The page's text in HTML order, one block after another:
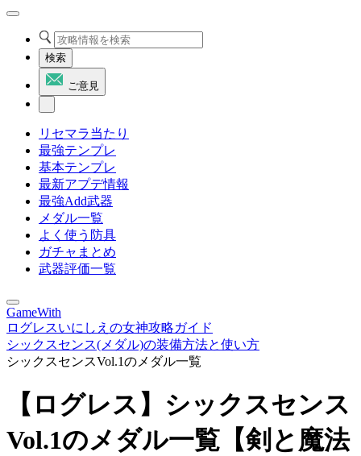
検索
ご意見
リセマラ当たり
最強テンプレ
基本テンプレ
最新アプデ情報
最強Add武器
メダル一覧
よく使う防具
ガチャまとめ
武器評価一覧
GameWith
ログレスいにしえの女神攻略ガイド
シックスセンス(メダル)の装備方法と使い方
シックスセンスVol.1のメダル一覧
【ログレス】シックスセンス
Vol.1のメダル一覧【剣と魔法